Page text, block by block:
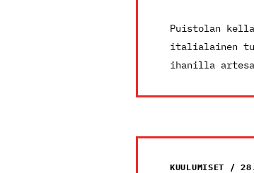
Puistolan
italialainen
ihanilla
KUULUMISET /